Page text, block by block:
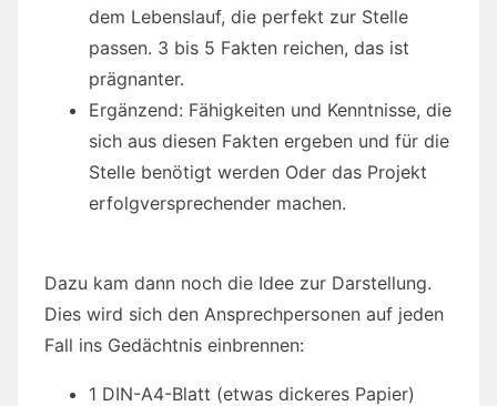
dem Lebenslauf, die perfekt zur Stelle
passen. 3 bis 5 Fakten reichen, das ist
prägnanter.
Ergänzend: Fähigkeiten und Kenntnisse, die
sich aus diesen Fakten ergeben und für die
Stelle benötigt werden Oder das Projekt
erfolgversprechender machen.
Dazu kam dann noch die Idee zur Darstellung.
Dies wird sich den Ansprechpersonen auf jeden
Fall ins Gedächtnis einbrennen:
1 DIN-A4-Blatt (etwas dickeres Papier)